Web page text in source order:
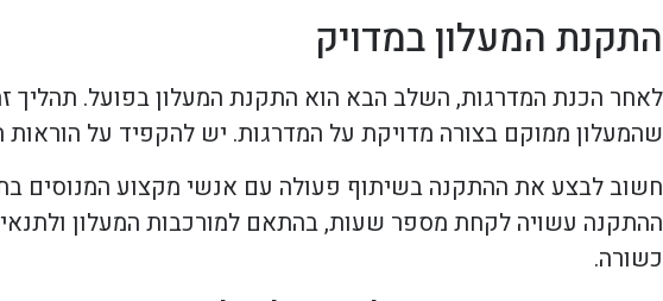
התקנת המעלון במדויק
לאחר הכנת המדרגות, השלב הבא הוא התקנת המעלון בפועל. תהליך
שהמעלון ממוקם בצורה מדויקת על המדרגות. יש להקפיד על
חשוב לבצע את ההתקנה בשיתוף פעולה עם אנשי מקצוע המנוסים
ההתקנה עשויה לקחת מספר שעות, בהתאם למורכבות המעלון
כשורה.